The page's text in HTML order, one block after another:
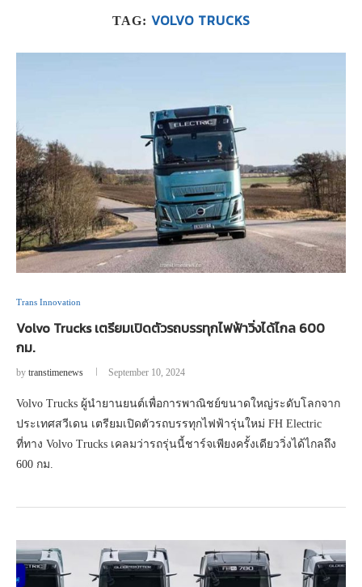
TAG: VOLVO TRUCKS
Trans Innovation
Volvo Trucks เตรียมเปิดตัวรถบรรทุกไฟฟ้าวิ่งได้ไกล 600
กม.
by transtimenews September 10, 2024
Volvo Trucks ผู้นำยานยนต์เพื่อการพาณิชย์ขนาดใหญ่ระดับโลกจาก
ประเทศสวีเดน เตรียมเปิดตัวรถบรรทุกไฟฟ้ารุ่นใหม่ FH Electric
ที่ทาง Volvo Trucks เคลมว่ารถรุ่นนี้ชาร์จเพียงครั้งเดียววิ่งได้ไกลถึง
600 กม.